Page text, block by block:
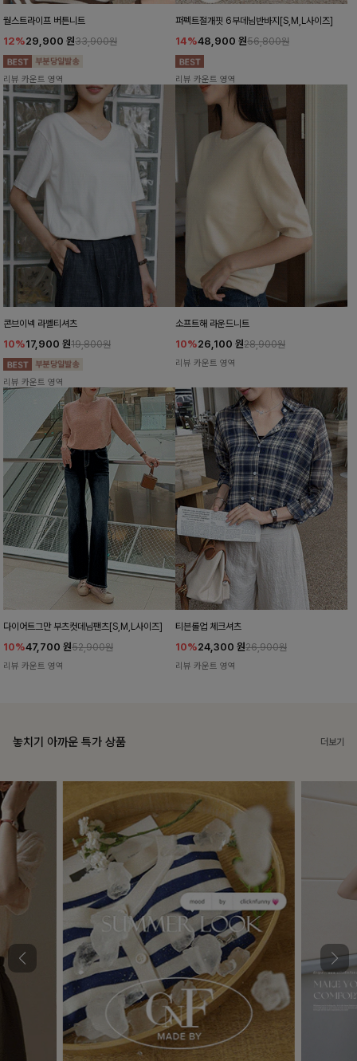
월스트라이프 버튼니트
12%29,900 원33,900원
리뷰 카운트 영역
퍼펙트절개핏 6부데님반바지[S,M,L사이즈]
14%48,900 원56,800원
리뷰 카운트 영역
콘브이넥 라벨티셔츠
10%17,900 원19,800원
리뷰 카운트 영역
소프트해 라운드니트
10%26,100 원28,900원
리뷰 카운트 영역
다이어트그만 부츠컷데님팬츠[S,M,L사이즈]
10%47,700 원52,900원
리뷰 카운트 영역
티븐롤업 체크셔츠
10%24,300 원26,900원
리뷰 카운트 영역
놓치기 아까운 특가 상품 더보기